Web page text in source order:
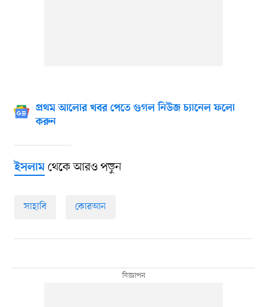
প্রথম আলোর খবর পেতে গুগল নিউজ চ্যানেল ফলো
করুন
ইসলামথেকে আরও পড়ুন
সাহাবি কোরআন